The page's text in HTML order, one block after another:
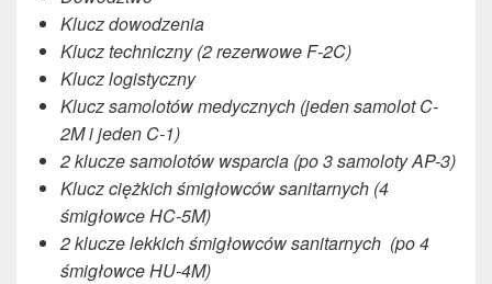
Klucz dowodzenia
Klucz techniczny (2 rezerwowe F-2C)
Klucz logistyczny
Klucz samolotów medycznych (jeden samolot C-
2M i jeden C-1)
2 klucze samolotów wsparcia (po 3 samoloty AP-3)
Klucz ciężkich śmigłowców sanitarnych (4
śmigłowce HC-5M)
2 klucze lekkich śmigłowców sanitarnych (po 4
śmigłowce HU-4M)